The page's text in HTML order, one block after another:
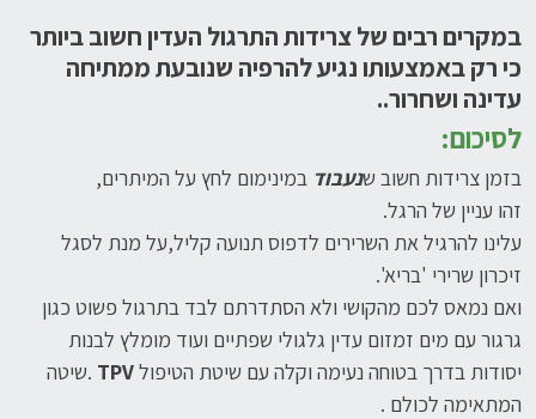
במקרים רבים של צרידות התרגול העדין חשוב ביותר
כי רק באמצעותו נגיע להרפיה שנובעת ממתיחה
עדינה ושחרור..
לסיכום:
בזמן צרידות חשוב שנעבוד במינימום לחץ על המיתרים,
זהו עניין של הרגל.
עלינו להרגיל את השרירים לדפוס תנועה קליל,על מנת לסגל
זיכרון שרירי 'בריא'.
ואם נמאס לכם מהקושי ולא הסתדרתם לבד בתרגול פשוט כגון
גרגור עם מים זמזום עדין גלגולי שפתיים ועוד מומלץ לבנות
יסודות בדרך בטוחה נעימה וקלה עם שיטת הטיפולTPV .שיטה
המתאימה לכולם .